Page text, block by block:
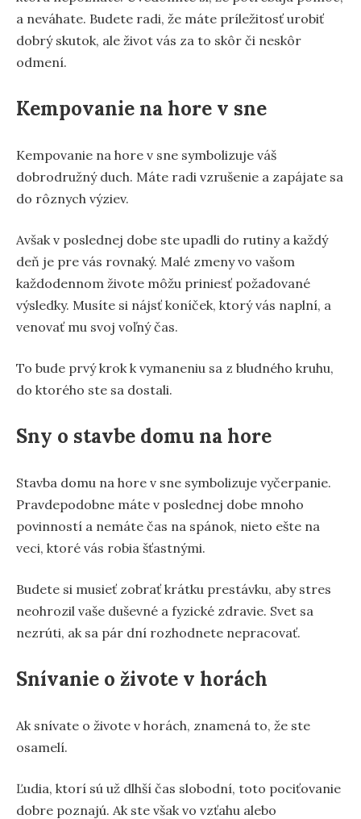
a neváhate. Budete radi, že máte príležitosť urobiť
dobrý skutok, ale život vás za to skôr či neskôr
odmení.
Kempovanie na hore v sne
Kempovanie na hore v sne symbolizuje váš
dobrodružný duch. Máte radi vzrušenie a zapájate sa
do rôznych výziev.
Avšak v poslednej dobe ste upadli do rutiny a každý
deň je pre vás rovnaký. Malé zmeny vo vašom
každodennom živote môžu priniesť požadované
výsledky. Musíte si nájsť koníček, ktorý vás naplní, a
venovať mu svoj voľný čas.
To bude prvý krok k vymaneniu sa z bludného kruhu,
do ktorého ste sa dostali.
Sny o stavbe domu na hore
Stavba domu na hore v sne symbolizuje vyčerpanie.
Pravdepodobne máte v poslednej dobe mnoho
povinností a nemáte čas na spánok, nieto ešte na
veci, ktoré vás robia šťastnými.
Budete si musieť zobrať krátku prestávku, aby stres
neohrozil vaše duševné a fyzické zdravie. Svet sa
nezrúti, ak sa pár dní rozhodnete nepracovať.
Snívanie o živote v horách
Ak snívate o živote v horách, znamená to, že ste
osamelí.
Ľudia, ktorí sú už dlhší čas slobodní, toto pociťovanie
dobre poznajú. Ak ste však vo vzťahu alebo